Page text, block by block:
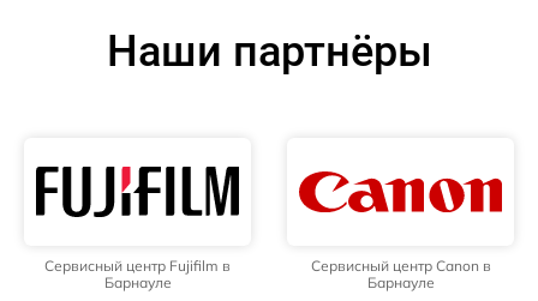
Наши партнёры
Сервисный центр Fujifilm в
Барнауле
Сервисный центр Canon в
Барнауле